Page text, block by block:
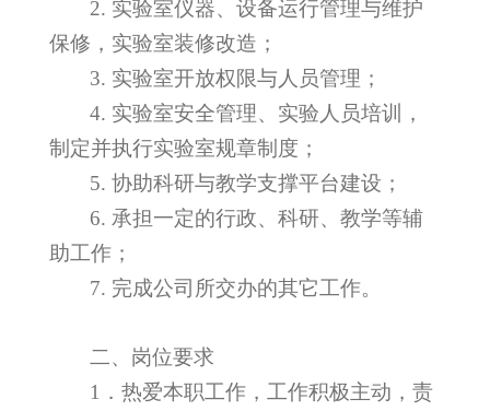
2. 实验室仪器、设备运行管理与维护
保修，实验室装修改造；
3. 实验室开放权限与人员管理；
4. 实验室安全管理、实验人员培训，
制定并执行实验室规章制度；
5. 协助科研与教学支撑平台建设；
6. 承担一定的行政、科研、教学等辅
助工作；
7. 完成公司所交办的其它工作。
二、岗位要求
1 ．热爱本职工作，工作积极主动，责